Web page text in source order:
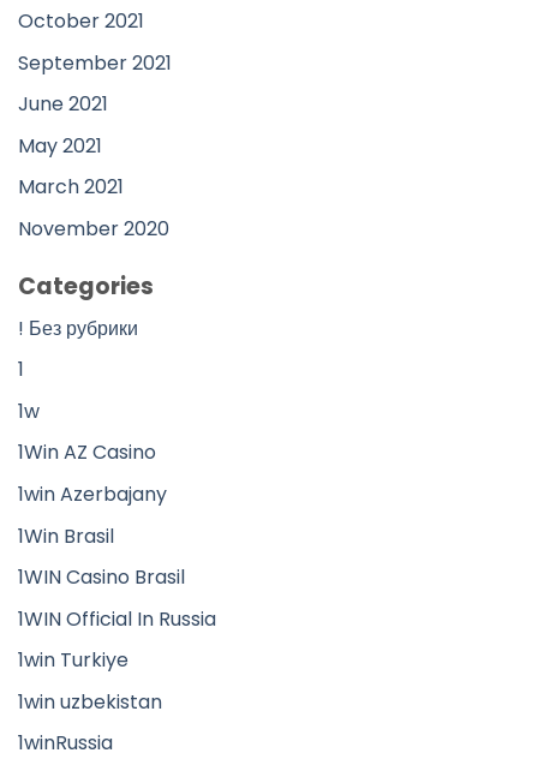
October 2021
September 2021
June 2021
May 2021
March 2021
November 2020
Categories
! Без рубрики
1
1w
1Win AZ Casino
1win Azerbajany
1Win Brasil
1WIN Casino Brasil
1WIN Official In Russia
1win Turkiye
1win uzbekistan
1winRussia